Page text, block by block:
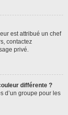
est attribué un chef
contactez
privé.
différente ?
d’un groupe pour les